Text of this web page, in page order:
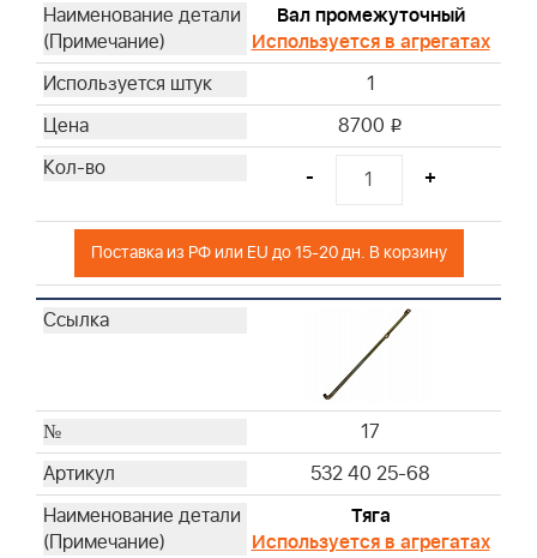
Вал промежуточный
Используется в агрегатах
1
8700 i
- +
Поставка из РФ или EU до 15-20 дн. В корзину
17
532 40 25-68
Тяга
Используется в агрегатах